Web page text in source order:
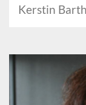
Kerstin